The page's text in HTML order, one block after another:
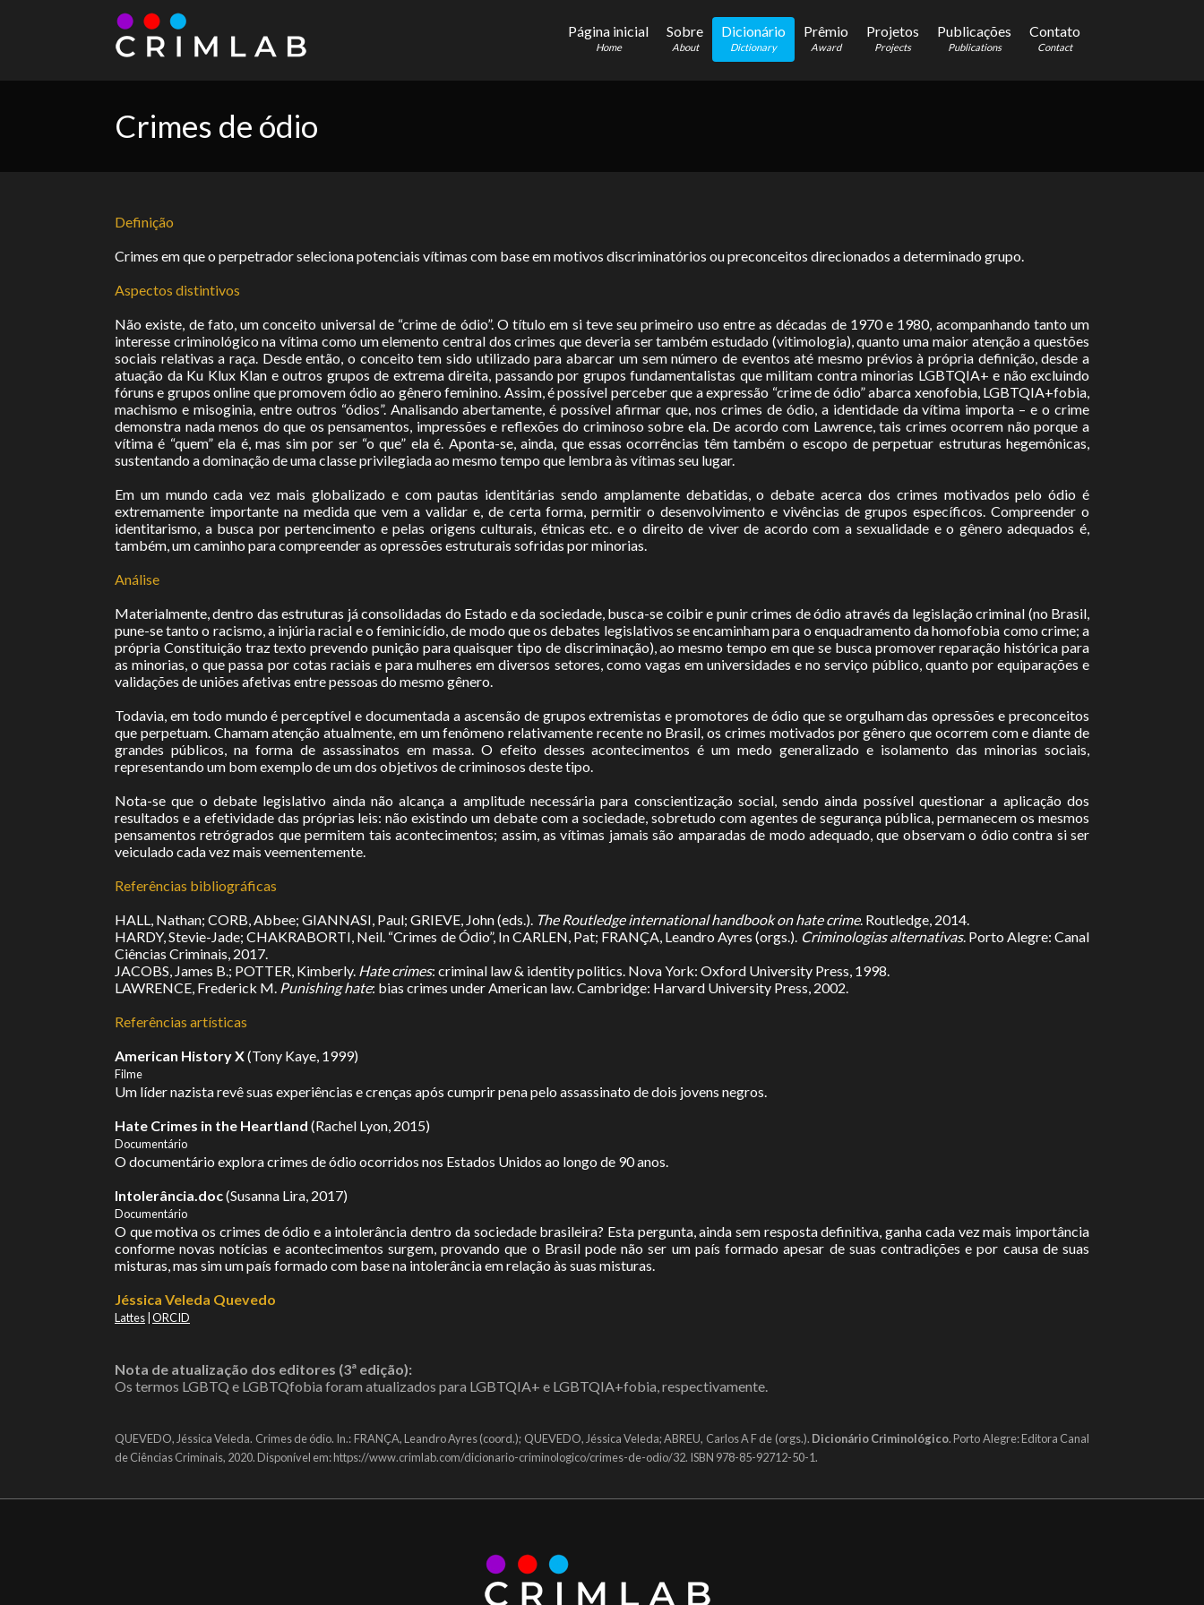
Página inicial
Home
Sobre
About
Dicionário
Dictionary
Prêmio
Award
Projetos
Projects
Publicações
Publications
Contato
Contact
Crimes de ódio
Definição
Crimes em que o perpetrador seleciona potenciais vítimas com base em motivos discriminatórios ou preconceitos direcionados a determinado grupo.
Aspectos distintivos
Não existe, de fato, um conceito universal de “crime de ódio”. O título em si teve seu primeiro uso entre as décadas de 1970 e 1980, acompanhando tanto um
interesse criminológico na vítima como um elemento central dos crimes que deveria ser também estudado (vitimologia), quanto uma maior atenção a questões
sociais relativas a raça. Desde então, o conceito tem sido utilizado para abarcar um sem número de eventos até mesmo prévios à própria definição, desde a
atuação da Ku Klux Klan e outros grupos de extrema direita, passando por grupos fundamentalistas que militam contra minorias LGBTQIA+ e não excluindo
fóruns e grupos online que promovem ódio ao gênero feminino. Assim, é possível perceber que a expressão “crime de ódio” abarca xenofobia, LGBTQIA+fobia,
machismo e misoginia, entre outros “ódios”. Analisando abertamente, é possível afirmar que, nos crimes de ódio, a identidade da vítima importa – e o crime
demonstra nada menos do que os pensamentos, impressões e reflexões do criminoso sobre ela. De acordo com Lawrence, tais crimes ocorrem não porque a
vítima é “quem” ela é, mas sim por ser “o que” ela é. Aponta-se, ainda, que essas ocorrências têm também o escopo de perpetuar estruturas hegemônicas,
sustentando a dominação de uma classe privilegiada ao mesmo tempo que lembra às vítimas seu lugar.
Em um mundo cada vez mais globalizado e com pautas identitárias sendo amplamente debatidas, o debate acerca dos crimes motivados pelo ódio é
extremamente importante na medida que vem a validar e, de certa forma, permitir o desenvolvimento e vivências de grupos específicos. Compreender o
identitarismo, a busca por pertencimento e pelas origens culturais, étnicas etc. e o direito de viver de acordo com a sexualidade e o gênero adequados é,
também, um caminho para compreender as opressões estruturais sofridas por minorias.
Análise
Materialmente, dentro das estruturas já consolidadas do Estado e da sociedade, busca-se coibir e punir crimes de ódio através da legislação criminal (no Brasil,
pune-se tanto o racismo, a injúria racial e o feminicídio, de modo que os debates legislativos se encaminham para o enquadramento da homofobia como crime; a
própria Constituição traz texto prevendo punição para quaisquer tipo de discriminação), ao mesmo tempo em que se busca promover reparação histórica para
as minorias, o que passa por cotas raciais e para mulheres em diversos setores, como vagas em universidades e no serviço público, quanto por equiparações e
validações de uniões afetivas entre pessoas do mesmo gênero.
Todavia, em todo mundo é perceptível e documentada a ascensão de grupos extremistas e promotores de ódio que se orgulham das opressões e preconceitos
que perpetuam. Chamam atenção atualmente, em um fenômeno relativamente recente no Brasil, os crimes motivados por gênero que ocorrem com e diante de
grandes públicos, na forma de assassinatos em massa. O efeito desses acontecimentos é um medo generalizado e isolamento das minorias sociais,
representando um bom exemplo de um dos objetivos de criminosos deste tipo.
Nota-se que o debate legislativo ainda não alcança a amplitude necessária para conscientização social, sendo ainda possível questionar a aplicação dos
resultados e a efetividade das próprias leis: não existindo um debate com a sociedade, sobretudo com agentes de segurança pública, permanecem os mesmos
pensamentos retrógrados que permitem tais acontecimentos; assim, as vítimas jamais são amparadas de modo adequado, que observam o ódio contra si ser
veiculado cada vez mais veementemente.
Referências bibliográficas
HALL, Nathan; CORB, Abbee; GIANNASI, Paul; GRIEVE, John (eds.). The Routledge international handbook on hate crime. Routledge, 2014.
HARDY, Stevie-Jade; CHAKRABORTI, Neil. “Crimes de Ódio”, In CARLEN, Pat; FRANÇA, Leandro Ayres (orgs.). Criminologias alternativas. Porto Alegre: Canal
Ciências Criminais, 2017.
JACOBS, James B.; POTTER, Kimberly. Hate crimes: criminal law & identity politics. Nova York: Oxford University Press, 1998.
LAWRENCE, Frederick M. Punishing hate: bias crimes under American law. Cambridge: Harvard University Press, 2002.
Referências artísticas
American History X(Tony Kaye, 1999)
Filme
Um líder nazista revê suas experiências e crenças após cumprir pena pelo assassinato de dois jovens negros.
Hate Crimes in the Heartland (Rachel Lyon, 2015)
Documentário
O documentário explora crimes de ódio ocorridos nos Estados Unidos ao longo de 90 anos.
Intolerância.doc(Susanna Lira, 2017)
Documentário
O que motiva os crimes de ódio e a intolerância dentro da sociedade brasileira? Esta pergunta, ainda sem resposta definitiva, ganha cada vez mais importância
conforme novas notícias e acontecimentos surgem, provando que o Brasil pode não ser um país formado apesar de suas contradições e por causa de suas
misturas, mas sim um país formado com base na intolerância em relação às suas misturas.
Jéssica Veleda Quevedo
Lattes ORCID
Nota de atualização dos editores (3ª edição):
Os termos LGBTQ e LGBTQfobia foram atualizados para LGBTQIA+ e LGBTQIA+fobia, respectivamente.
QUEVEDO, Jéssica Veleda. Crimes de ódio. In.: FRANÇA, Leandro Ayres (coord.); QUEVEDO, Jéssica Veleda; ABREU, Carlos A F de (orgs.). Dicionário Criminológico. Porto Alegre: Editora Canal
de Ciências Criminais, 2020. Disponível em: https://www.crimlab.com/dicionario-criminologico/crimes-de-odio/32. ISBN 978-85-92712-50-1.